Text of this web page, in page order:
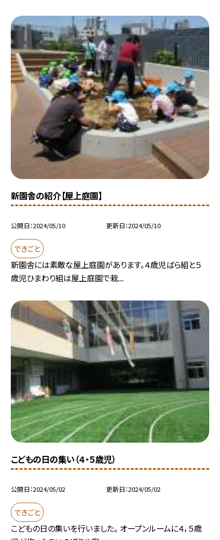
新園舎の紹介【屋上庭園】
公開日 2024/05/10 更新日 2024/05/10
できごと
新園舎には素敵な屋上庭園があります。４歳児ばら組と５
歳児ひまわり組は屋上庭園で栽...
こどもの日の集い（４・５歳児）
公開日 2024/05/02 更新日 2024/05/02
できごと
こどもの日の集いを行いました。 オープンルームに４，５歳